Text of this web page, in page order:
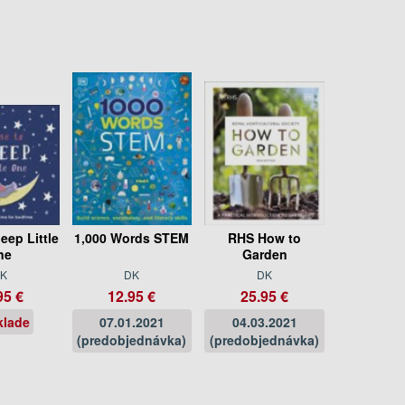
Little
€
1,000 Words STEM
DK
12.95 €
07.01.2021
(predobjednávka)
RHS How to
Garden
DK
25.95 €
04.03.2021
(predobjednávka)